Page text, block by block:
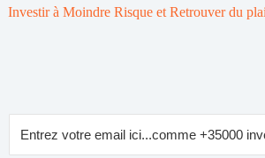
Investir à Moindre Risque et Retrouver du